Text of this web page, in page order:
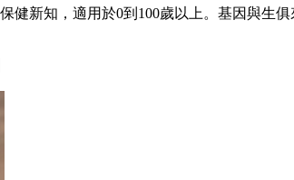
健新知，適用於0到100歲以上。基因與生